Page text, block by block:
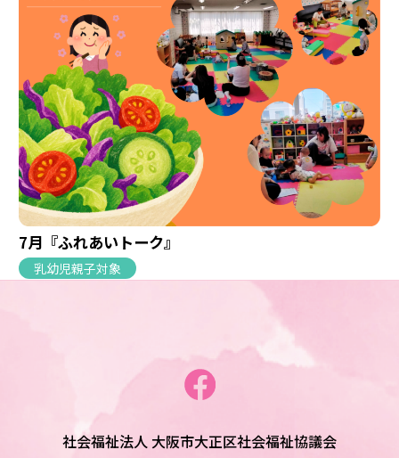
7月『ふれあいトーク』
乳幼児親子対象
社会福祉法人 大阪市大正区社会福祉協議会